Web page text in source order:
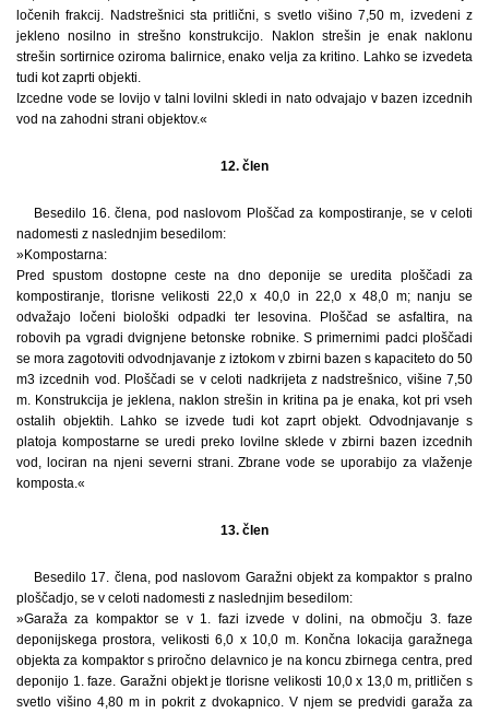
ločenih frakcij. Nadstrešnici sta pritlični, s svetlo višino 7,50 m, izvedeni z
jekleno nosilno in strešno konstrukcijo. Naklon strešin je enak naklonu
strešin sortirnice oziroma balirnice, enako velja za kritino. Lahko se izvedeta
tudi kot zaprti objekti.
Izcedne vode se lovijo v talni lovilni skledi in nato odvajajo v bazen izcednih
vod na zahodni strani objektov.«
12. člen
Besedilo 16. člena, pod naslovom Ploščad za kompostiranje, se v celoti
nadomesti z naslednjim besedilom:
»Kompostarna:
Pred spustom dostopne ceste na dno deponije se uredita ploščadi za
kompostiranje, tlorisne velikosti 22,0 x 40,0 in 22,0 x 48,0 m; nanju se
odvažajo ločeni biološki odpadki ter lesovina. Ploščad se asfaltira, na
robovih pa vgradi dvignjene betonske robnike. S primernimi padci ploščadi
se mora zagotoviti odvodnjavanje z iztokom v zbirni bazen s kapaciteto do 50
m3 izcednih vod. Ploščadi se v celoti nadkrijeta z nadstrešnico, višine 7,50
m. Konstrukcija je jeklena, naklon strešin in kritina pa je enaka, kot pri vseh
ostalih objektih. Lahko se izvede tudi kot zaprt objekt. Odvodnjavanje s
platoja kompostarne se uredi preko lovilne sklede v zbirni bazen izcednih
vod, lociran na njeni severni strani. Zbrane vode se uporabijo za vlaženje
komposta.«
13. člen
Besedilo 17. člena, pod naslovom Garažni objekt za kompaktor s pralno
ploščadjo, se v celoti nadomesti z naslednjim besedilom:
»Garaža za kompaktor se v 1. fazi izvede v dolini, na območju 3. faze
deponijskega prostora, velikosti 6,0 x 10,0 m. Končna lokacija garažnega
objekta za kompaktor s priročno delavnico je na koncu zbirnega centra, pred
deponijo 1. faze. Garažni objekt je tlorisne velikosti 10,0 x 13,0 m, pritličen s
svetlo višino 4,80 m in pokrit z dvokapnico. V njem se predvidi garaža za